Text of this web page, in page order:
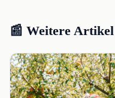
📰 Weitere Artikel
📰